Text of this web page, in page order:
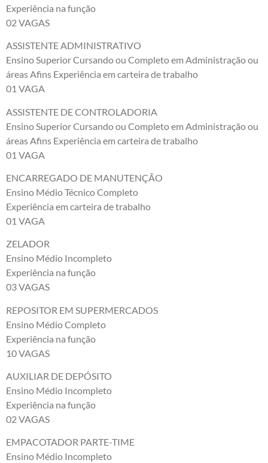
Experiência na função
02 VAGAS
ASSISTENTE ADMINISTRATIVO
Ensino Superior Cursando ou Completo em Administração ou
áreas Afins Experiência em carteira de trabalho
01 VAGA
ASSISTENTE DE CONTROLADORIA
Ensino Superior Cursando ou Completo em Administração ou
áreas Afins Experiência em carteira de trabalho
01 VAGA
ENCARREGADO DE MANUTENÇÃO
Ensino Médio Técnico Completo
Experiência em carteira de trabalho
01 VAGA
ZELADOR
Ensino Médio Incompleto
Experiência na função
03 VAGAS
REPOSITOR EM SUPERMERCADOS
Ensino Médio Completo
Experiência na função
10 VAGAS
AUXILIAR DE DEPÓSITO
Ensino Médio Incompleto
Experiência na função
02 VAGAS
EMPACOTADOR PARTE-TIME
Ensino Médio Incompleto